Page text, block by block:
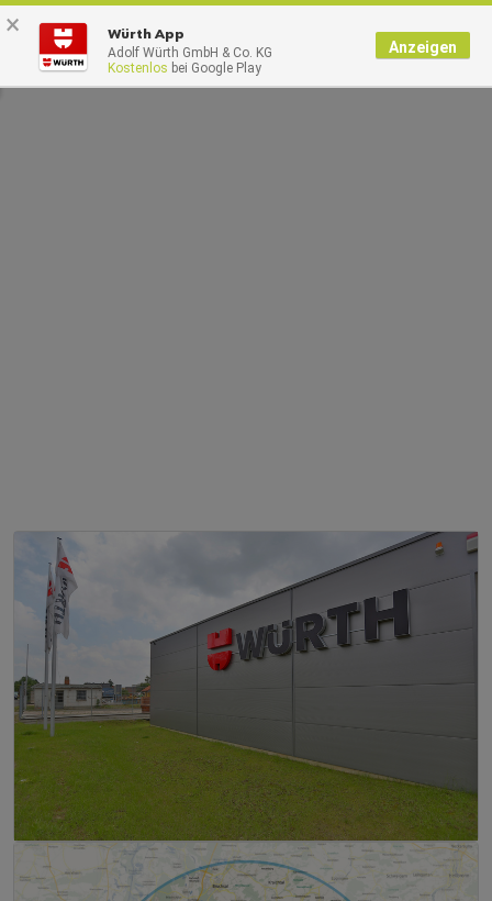
× Würth App
Adolf Würth GmbH & Co. KG
Kostenlos bei Google Play
Anzeigen